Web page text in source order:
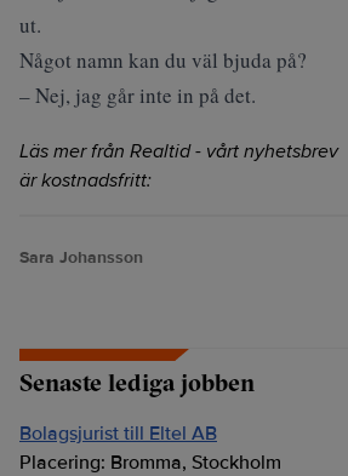
ut.
Något namn kan du väl bjuda på?
– Nej, jag går inte in på det.
Läs mer från Realtid - vårt nyhetsbrev
är kostnadsfritt:
Sara Johansson
Senaste lediga jobben
Bolagsjurist till Eltel AB
Placering: Bromma, Stockholm